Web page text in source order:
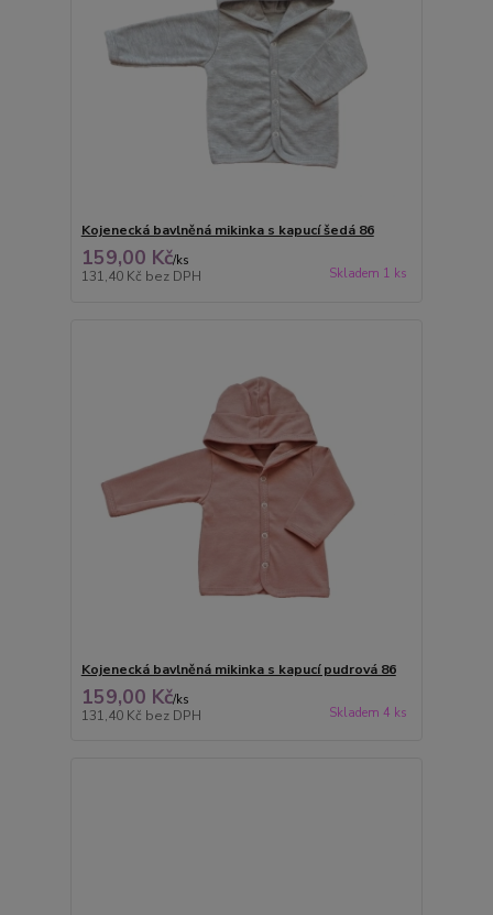
Kojenecká bavlněná mikinka s kapucí šedá 86
159,00 Kč/ks
131,40 Kč bez DPH Skladem 1 ks
Kojenecká bavlněná mikinka s kapucí pudrová 86
159,00 Kč/ks
131,40 Kč bez DPH Skladem 4 ks